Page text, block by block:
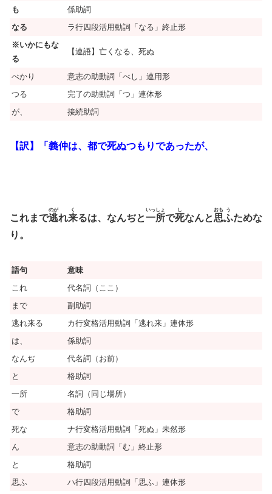
も
係助詞
なる
ラ行四段活用動詞「なる」終止形
※いかにもな
る
【連語】亡くなる、死ぬ
べかり
意志の助動詞「べし」連用形
つる
完了の助動詞「つ」連体形
が、
接続助詞
【訳】「義仲は、都で死ぬつもりであったが、
これまで逃
のが
れ来
く
るは、なんぢと一所
いっしょ
で死
し
なんと思
おも
ふ
う
ためな
り。
語句
意味
これ
代名詞（ここ）
まで
副助詞
逃れ来る
カ行変格活用動詞「逃れ来」連体形
は、
係助詞
なんぢ
代名詞（お前）
と
格助詞
一所
名詞（同じ場所）
で
格助詞
死な
ナ行変格活用動詞「死ぬ」未然形
ん
意志の助動詞「む」終止形
と
格助詞
思ふ
ハ行四段活用動詞「思ふ」連体形